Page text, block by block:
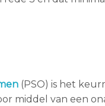
(PSO) is het
middel van een